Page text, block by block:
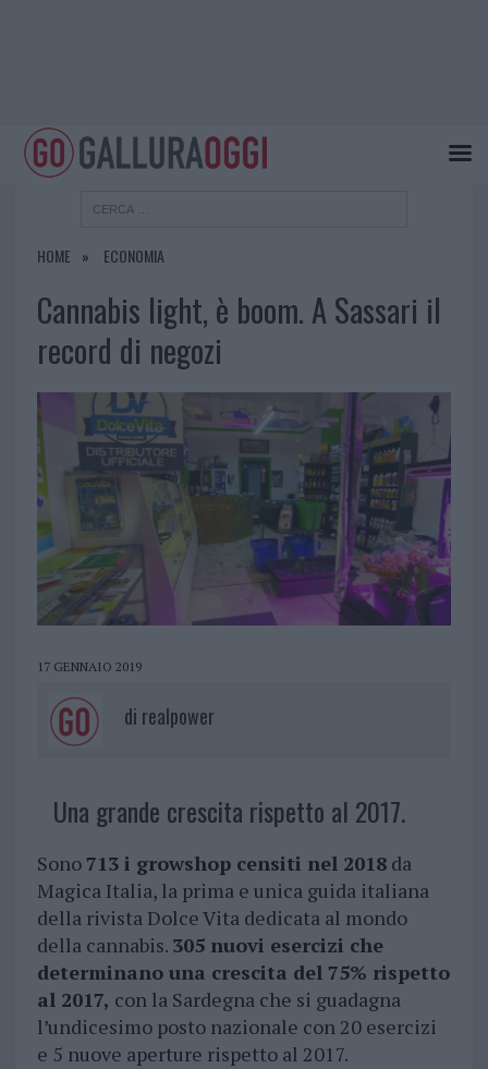
HOME ECONOMIA
Cannabis light, è boom. A Sassari il
record di negozi
17 GENNAIO 2019
di realpower
Una grande crescita rispetto al 2017.
Sono713 i growshop censiti nel 2018da
Magica Italia, la prima e unica guida italiana
della rivista Dolce Vita dedicata al mondo
della cannabis. 305 nuovi esercizi che
determinano una crescita del 75% rispetto
al 2017, con la Sardegna che si guadagna
l’undicesimo posto nazionale con 20 esercizi
e 5 nuove aperture rispetto al 2017.